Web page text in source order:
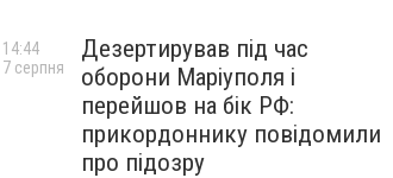
Дезертирував під час
оборони Маріуполя і
перейшов на бік РФ:
прикордоннику повідомили
про підозру
14:44
7 серпня